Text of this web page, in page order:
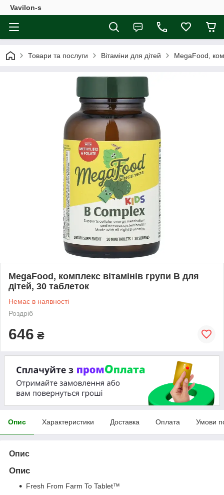
Vavilon-s
Товари та послуги Вітаміни для дітей MegaFood,
MegaFood, комплекс вітамінів групи B для
дітей, 30 таблеток
Немає в наявності
Роздріб
646 ₴
Опис Характеристики Доставка Оплата Умови
Опис
Опис
Fresh From Farm To Tablet™